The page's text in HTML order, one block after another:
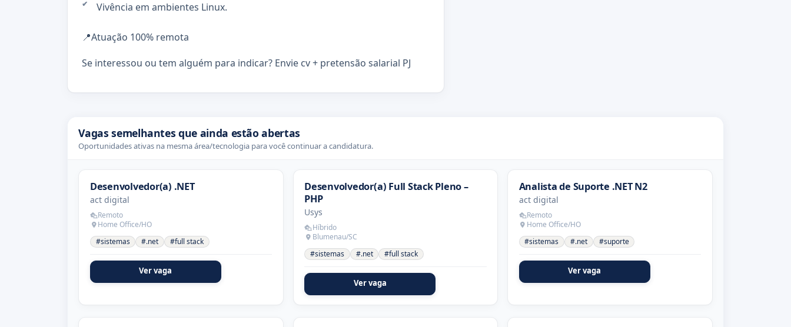
Vivência em ambientes Linux.
📍Atuação 100% remota
Se interessou ou tem alguém para indicar? Envie cv + pretensão salarial PJ
Vagas semelhantes que ainda estão abertas
Oportunidades ativas na mesma área/tecnologia para você continuar a candidatura.
Desenvolvedor(a) .NET
act digital
Remoto
Home Office/HO
#sistemas
#.net #full stack
Ver vaga
Desenvolvedor(a) Full Stack Pleno –
PHP
Usys
Híbrido
Blumenau/SC
#sistemas
#.net #full stack
Ver vaga
Analista de Suporte .NET N2
act digital
Remoto
Home Office/HO
#sistemas
#.net #suporte
Ver vaga